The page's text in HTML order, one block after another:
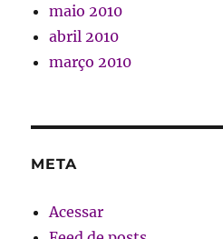
maio 2010
abril 2010
março 2010
META
Acessar